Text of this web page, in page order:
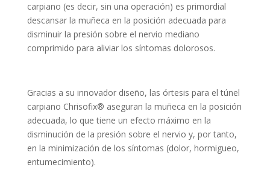
carpiano (es decir, sin una operación) es primordial
descansar la muñeca en la posición adecuada para
disminuir la presión sobre el nervio mediano
comprimido para aliviar los síntomas dolorosos.
Gracias a su innovador diseño, las órtesis para el túnel
carpiano Chrisofix® aseguran la muñeca en la posición
adecuada, lo que tiene un efecto máximo en la
disminución de la presión sobre el nervio y, por tanto,
en la minimización de los síntomas (dolor, hormigueo,
entumecimiento).